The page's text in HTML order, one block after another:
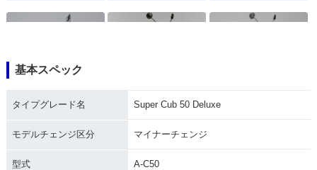
50 「天気の子」ve
50 Street・特別・限
50 60周年アニバー
基本スペック
タイプグレード名 Super Cub 50 Deluxe
モデルチェンジ区分 マイナーチェンジ
型式 A-C50